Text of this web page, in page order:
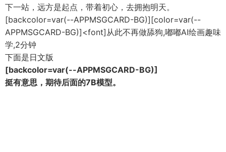
下一站，远方是起点，带着初心，去拥抱明天。
[backcolor=var(--APPMSGCARD-BG)] [color=var(--
APPMSGCARD-BG)]<font]从此不再做舔狗,嘟嘟AI绘画趣味
学,2分钟
下面是日文版
[backcolor=var(--APPMSGCARD-BG)]
挺有意思，期待后面的7B模型。